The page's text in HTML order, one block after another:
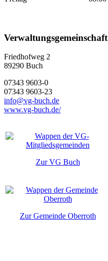
Friedhofweg 2
89290 Buch
07343 9603-0
07343 9603-23
info@vg-buch.de
www.vg-buch.de/
Zur VG Buch
Zur Gemeinde Oberroth